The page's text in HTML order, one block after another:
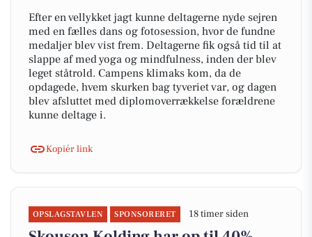
Efter en vellykket jagt kunne deltagerne nyde sejren
med en fælles dans og fotosession, hvor de fundne
medaljer blev vist frem. Deltagerne fik også tid til at
slappe af med yoga og mindfulness, inden der blev
leget ståtrold. Campens klimaks kom, da de
opdagede, hvem skurken bag tyveriet var, og dagen
blev afsluttet med diplomoverrækkelse forældrene
kunne deltage i.
Kopiér link
OPSLAGSTAVLEN SPONSORERET 18 timer siden